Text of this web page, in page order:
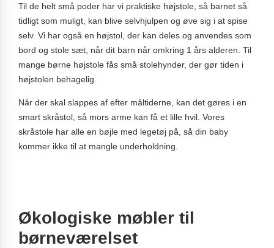
Til de helt små poder har vi praktiske højstole, så barnet så
tidligt som muligt, kan blive selvhjulpen og øve sig i at spise
selv. Vi har også en højstol, der kan deles og anvendes som
bord og stole sæt, når dit barn når omkring 1 års alderen. Til
mange børne højstole fås små stolehynder, der gør tiden i
højstolen behagelig.
Når der skal slappes af efter måltiderne, kan det gøres i en
smart skråstol, så mors arme kan få et lille hvil. Vores
skråstole har alle en bøjle med legetøj på, så din baby
kommer ikke til at mangle underholdning.
Økologiske møbler til
børneværelset